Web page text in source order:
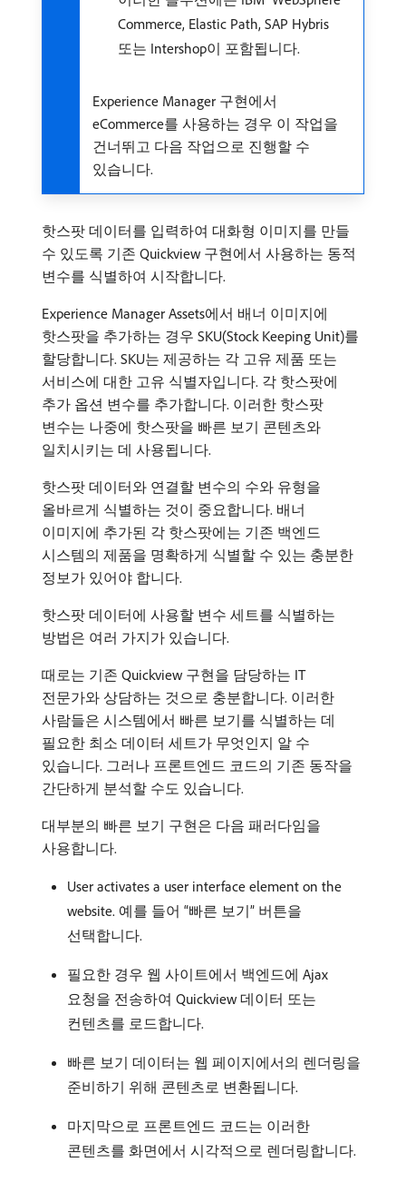
Commerce, Elastic Path, SAP Hybris
또는 Intershop이 포함됩니다.
Experience Manager 구현에서
eCommerce를 사용하는 경우 이 작업을
건너뛰고 다음 작업으로 진행할 수
있습니다.
핫스팟 데이터를 입력하여 대화형 이미지를 만들
수 있도록 기존 Quickview 구현에서 사용하는 동적
변수를 식별하여 시작합니다.
Experience Manager Assets에서 배너 이미지에
핫스팟을 추가하는 경우 SKU(Stock Keeping Unit)를
할당합니다. SKU는 제공하는 각 고유 제품 또는
서비스에 대한 고유 식별자입니다. 각 핫스팟에
추가 옵션 변수를 추가합니다. 이러한 핫스팟
변수는 나중에 핫스팟을 빠른 보기 콘텐츠와
일치시키는 데 사용됩니다.
핫스팟 데이터와 연결할 변수의 수와 유형을
올바르게 식별하는 것이 중요합니다. 배너
이미지에 추가된 각 핫스팟에는 기존 백엔드
시스템의 제품을 명확하게 식별할 수 있는 충분한
정보가 있어야 합니다.
핫스팟 데이터에 사용할 변수 세트를 식별하는
방법은 여러 가지가 있습니다.
때로는 기존 Quickview 구현을 담당하는 IT
전문가와 상담하는 것으로 충분합니다. 이러한
사람들은 시스템에서 빠른 보기를 식별하는 데
필요한 최소 데이터 세트가 무엇인지 알 수
있습니다. 그러나 프론트엔드 코드의 기존 동작을
간단하게 분석할 수도 있습니다.
대부분의 빠른 보기 구현은 다음 패러다임을
사용합니다.
User activates a user interface element on the
website. 예를 들어 “빠른 보기” 버튼을
선택합니다.
필요한 경우 웹 사이트에서 백엔드에 Ajax
요청을 전송하여 Quickview 데이터 또는
컨텐츠를 로드합니다.
빠른 보기 데이터는 웹 페이지에서의 렌더링을
준비하기 위해 콘텐츠로 변환됩니다.
마지막으로 프론트엔드 코드는 이러한
콘텐츠를 화면에서 시각적으로 렌더링합니다.